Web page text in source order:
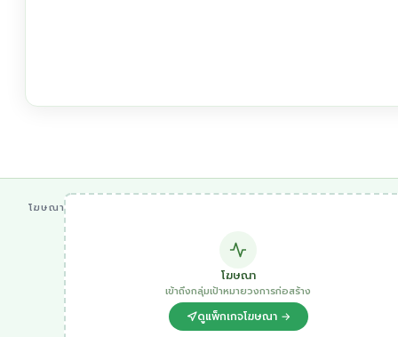
โฆษณา
โฆษณา
เข้าถึงกลุ่มเป้าหมายวงการก่อสร้าง
ดูแพ็กเกจโฆษณา →